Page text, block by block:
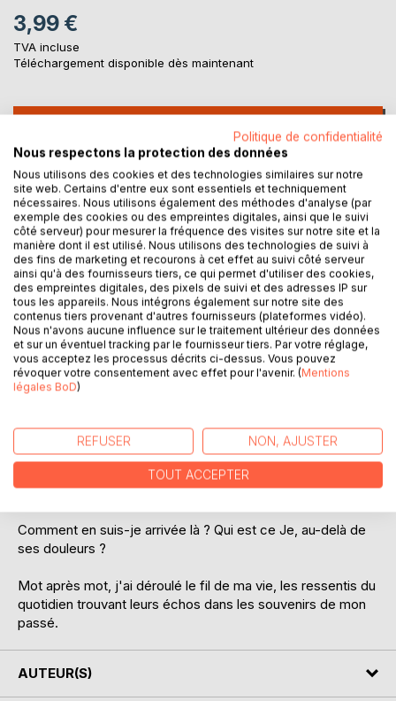
3,99 €
TVA incluse
Téléchargement disponible dès maintenant
Ajouter à ma liste d'envies
Laisser un avis
DESCRIPTION
Février 2011.
que je tourne et retourne dans ma tête depuis des mois,
voire des années. La souffrance est si grande que j'ai
l'impression d'étouffer, de mourir petit à petit, sans
parvenir à vivre.
Comment en suis-je arrivée là ? Qui est ce Je, au-delà de
ses douleurs ?
Mot après mot, j'ai déroulé le fil de ma vie, les ressentis du
quotidien trouvant leurs échos dans les souvenirs de mon
passé.
AUTEUR(S)
Politique de confidentialité
Nous respectons la protection des données
Nous utilisons des cookies et des technologies similaires sur notre
site web. Certains d'entre eux sont essentiels et techniquement
nécessaires. Nous utilisons également des méthodes d'analyse (par
exemple des cookies ou des empreintes digitales, ainsi que le suivi
côté serveur) pour mesurer la fréquence des visites sur notre site et la
manière dont il est utilisé. Nous utilisons des technologies de suivi à
des fins de marketing et recourons à cet effet au suivi côté serveur
ainsi qu'à des fournisseurs tiers, ce qui permet d'utiliser des cookies,
des empreintes digitales, des pixels de suivi et des adresses IP sur
tous les appareils. Nous intégrons également sur notre site des
contenus tiers provenant d'autres fournisseurs (plateformes vidéo).
Nous n'avons aucune influence sur le traitement ultérieur des données
et sur un éventuel tracking par le fournisseur tiers. Par votre réglage,
vous acceptez les processus décrits ci-dessus. Vous pouvez
révoquer votre consentement avec effet pour l'avenir. (Mentions
légales BoD)
REFUSER NON, AJUSTER
TOUT ACCEPTER